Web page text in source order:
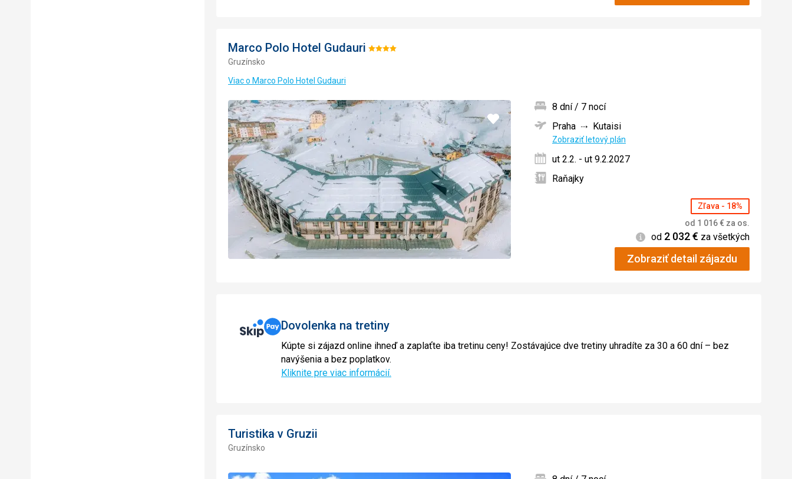
Marco Polo Hotel Gudauri Hodnotenie:
Gruzínsko
Viac o Marco Polo Hotel Gudauri
Pridať
do
obľúbených
8 dní / 7 nocí
Praha
Kutaisi
Zobraziť letový plán
ut 2.2. - ut 9.2.2027
Raňajky
Zľava - 18%
od 1 016€ za os.
Informácie
od 2 032€ za všetkých
Zobraziť detail zájazdu
Dovolenka na tretiny
Kúpte si zájazd online ihneď a zaplaťte iba tretinu ceny! Zostávajúce dve tretiny uhradíte za 30 a 60 dní – bez
navýšenia a bez poplatkov.
Kliknite pre viac informácií.
Turistika v Gruzii
Gruzínsko